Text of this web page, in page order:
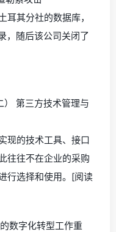
耳其分社的数据库，
，随后该公司关闭了
） 第三方技术管理与
现的技术工具、接口
往往不在企业的采购
行选择和使用。[阅读
数字化转型工作重